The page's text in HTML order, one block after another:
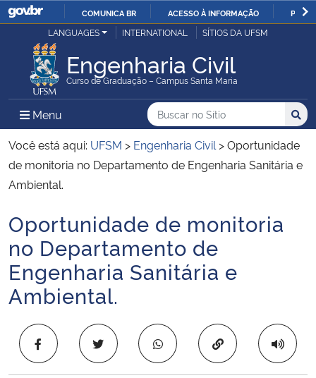
IR
O
COMUNICA BR ACESSO À INFORMAÇÃO
Ministério da Justiça e Segurança Pública
Ministério da Defesa
Ministério das Relações Exteriores
Ministério da Economia
Ministério da Infraestrutura
Ministério da Agricultura, Pecuária e Abastecimento
Ministério da Educação
Ministério da Cidadania
Ministério da Saúde
LANGUAGES INTERNATIONAL SÍTIOS DA UFSM
Engenharia Civil
Curso de Graduação – Campus Santa Maria
Menu Menu Principal do Sítio
Busca
Buscar no no Sítio
Busca:
Você está aqui: UFSM > Engenharia Civil >Oportunidade
de monitoria no Departamento de Engenharia Sanitária e
Ambiental.
Início do conteúdo
Oportunidade de monitoria
no Departamento de
Engenharia Sanitária e
Ambiental.
Copiar para área